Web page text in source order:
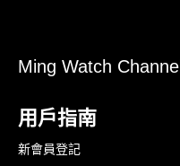
Ming Watch Channel
用戶指南
新會員登記